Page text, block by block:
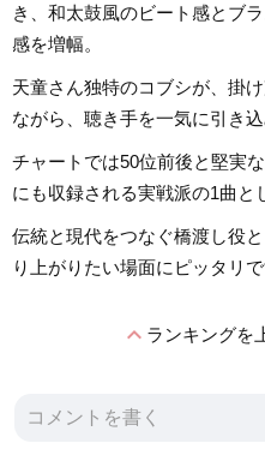
き、和太鼓風のビート感とブ
感を増幅。
天童さん独特のコブシが、掛
ながら、聴き手を一気に引き込
チャートでは50位前後と堅実
にも収録される実戦派の1曲と
伝統と現代をつなぐ橋渡し役
り上がりたい場面にピッタリで
expand_lessランキングを